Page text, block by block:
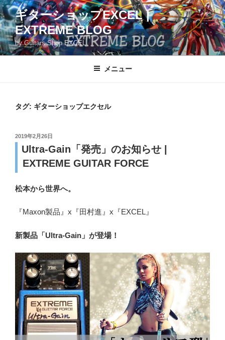
コ
ン
テ
ン
ツ
ギターショップEXCEL |
EXTREME BLOG
by Guitars Shop EXCEL
メニュー
タグ: ギターショップエクセル
投
2019年2月26日
Ultra-Gain「発売」のお知らせ |
EXTREME GUITAR FORCE
松本から世界へ。
『Maxon製品』x『田村進』x『EXCEL』
新製品「Ultra-Gain」が登場！